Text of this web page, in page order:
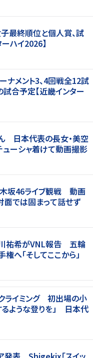
終順位と個人賞、試
ハイ2026】
ナメント3、4回戦全12試
合予定【近畿インター
日本代表の長女・美空
ーシャ着けて動画撮影
木坂46ライブ観戦 動画
では固まって話せず
祐希がVNL報告 五輪
へ「そしてここから」
ライミング 初出場の小
ような登りを」 日本代